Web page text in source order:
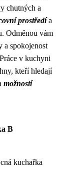
chutných a
prostředía
Odměnou vám
a spokojenost
v kuchyni
kteří hledají
možností
B
kuchařka